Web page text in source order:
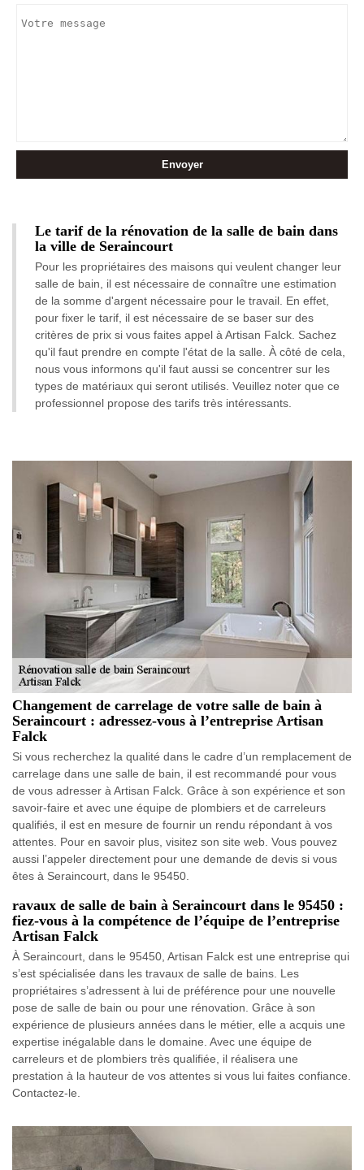
Le tarif de la rénovation de la salle de bain dans
la ville de Seraincourt
Pour les propriétaires des maisons qui veulent changer leur
salle de bain, il est nécessaire de connaître une estimation
de la somme d'argent nécessaire pour le travail. En effet,
pour fixer le tarif, il est nécessaire de se baser sur des
critères de prix si vous faites appel à Artisan Falck. Sachez
qu'il faut prendre en compte l'état de la salle. À côté de cela,
nous vous informons qu'il faut aussi se concentrer sur les
types de matériaux qui seront utilisés. Veuillez noter que ce
professionnel propose des tarifs très intéressants.
Changement de carrelage de votre salle de bain à
Seraincourt : adressez-vous à l’entreprise Artisan
Falck
Si vous recherchez la qualité dans le cadre d’un remplacement de
carrelage dans une salle de bain, il est recommandé pour vous
de vous adresser à Artisan Falck. Grâce à son expérience et son
savoir-faire et avec une équipe de plombiers et de carreleurs
qualifiés, il est en mesure de fournir un rendu répondant à vos
attentes. Pour en savoir plus, visitez son site web. Vous pouvez
aussi l’appeler directement pour une demande de devis si vous
êtes à Seraincourt, dans le 95450.
ravaux de salle de bain à Seraincourt dans le 95450 :
fiez-vous à la compétence de l’équipe de l’entreprise
Artisan Falck
À Seraincourt, dans le 95450, Artisan Falck est une entreprise qui
s’est spécialisée dans les travaux de salle de bains. Les
propriétaires s’adressent à lui de préférence pour une nouvelle
pose de salle de bain ou pour une rénovation. Grâce à son
expérience de plusieurs années dans le métier, elle a acquis une
expertise inégalable dans le domaine. Avec une équipe de
carreleurs et de plombiers très qualifiée, il réalisera une
prestation à la hauteur de vos attentes si vous lui faites confiance.
Contactez-le.